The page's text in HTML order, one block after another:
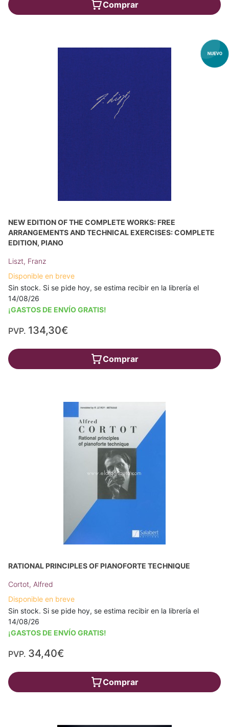
Comprar
NEW EDITION OF THE COMPLETE WORKS: FREE
ARRANGEMENTS AND TECHNICAL EXERCISES: COMPLETE
EDITION, PIANO
Liszt, Franz
Disponible en breve
Sin stock. Si se pide hoy, se estima recibir en la librería el
14/08/26
¡GASTOS DE ENVÍO GRATIS!
PVP. 134,30€
Comprar
RATIONAL PRINCIPLES OF PIANOFORTE TECHNIQUE
Cortot, Alfred
Disponible en breve
Sin stock. Si se pide hoy, se estima recibir en la librería el
14/08/26
¡GASTOS DE ENVÍO GRATIS!
PVP. 34,40€
Comprar